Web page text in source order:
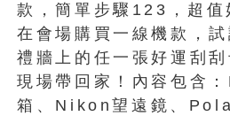
款，簡單步驟123，超值
在會場購買一線機款，
禮牆上的任一張好運刮
現場帶回家！內容包含
箱、Nikon望遠鏡、